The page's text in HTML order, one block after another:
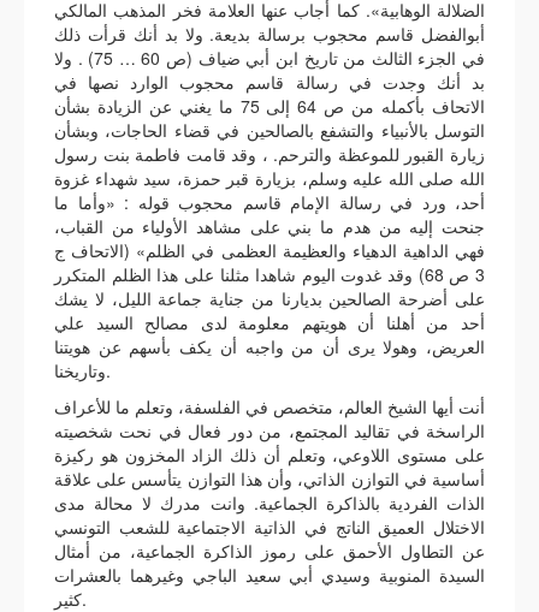
الضلالة الوهابية». كما أجاب عنها العلامة فخر المذهب المالكي
أبوالفضل قاسم محجوب برسالة بديعة. ولا بد أنك قرأت ذلك
في الجزء الثالث من تاريخ ابن أبي ضياف (ص 60 … 75) . ولا
بد أنك وجدت في رسالة قاسم محجوب الوارد نصها في
الاتحاف بأكمله من ص 64 إلى 75 ما يغني عن الزيادة بشأن
التوسل بالأنبياء والتشفع بالصالحين في قضاء الحاجات، وبشأن
زيارة القبور للموعظة والترحم. ، وقد قامت فاطمة بنت رسول
الله صلى الله عليه وسلم، بزيارة قبر حمزة، سيد شهداء غزوة
أحد، ورد في رسالة الإمام قاسم محجوب قوله : «وأما ما
جنحت إليه من هدم ما بني على مشاهد الأولياء من القباب،
فهي الداهية الدهياء والعظيمة العظمى في الظلم» (الاتحاف ج
3 ص 68) وقد غدوت اليوم شاهدا مثلنا على هذا الظلم المتكرر
على أضرحة الصالحين بديارنا من جناية جماعة الليل، لا يشك
أحد من أهلنا أن هويتهم معلومة لدى مصالح السيد علي
العريض، وهولا يرى أن من واجبه أن يكف بأسهم عن هويتنا
وتاريخنا.
أنت أيها الشيخ العالم، متخصص في الفلسفة، وتعلم ما للأعراف
الراسخة في تقاليد المجتمع، من دور فعال في نحت شخصيته
على مستوى اللاوعي، وتعلم أن ذلك الزاد المخزون هو ركيزة
أساسية في التوازن الذاتي، وأن هذا التوازن يتأسس على علاقة
الذات الفردية بالذاكرة الجماعية. وانت مدرك لا محالة مدى
الاختلال العميق الناتج في الذاتية الاجتماعية للشعب التونسي
عن التطاول الأحمق على رموز الذاكرة الجماعية، من أمثال
السيدة المنوبية وسيدي أبي سعيد الباجي وغيرهما بالعشرات
كثير.